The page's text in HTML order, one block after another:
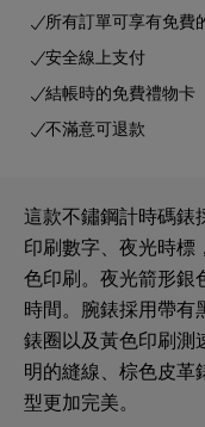
所有訂單可享有免費
安全線上支付
結帳時的免費禮物卡
不滿意可退款
這款不鏽鋼計時碼錶
印刷數字、夜光時標
色印刷。夜光箭形銀
時間。腕錶採用帶有
錶圈以及黃色印刷測
明的縫線、棕色皮革
型更加完美。